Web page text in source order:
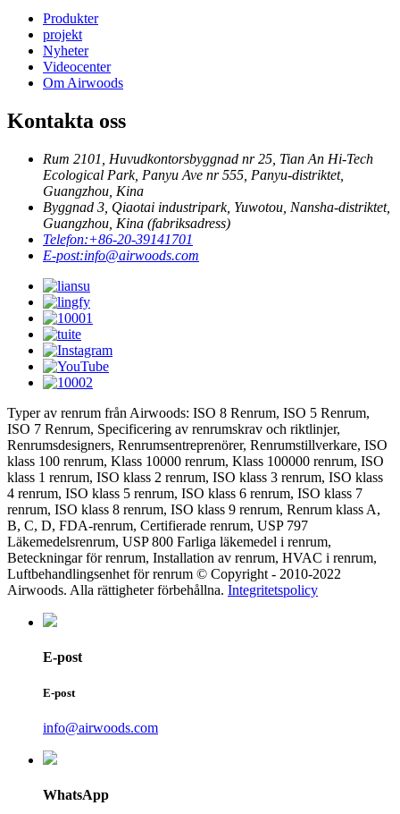
Produkter
projekt
Nyheter
Videocenter
Om Airwoods
Kontakta oss
Rum 2101, Huvudkontorsbyggnad nr 25, Tian An Hi-Tech
Ecological Park, Panyu Ave nr 555, Panyu-distriktet,
Guangzhou, Kina
Byggnad 3, Qiaotai industripark, Yuwotou, Nansha-distriktet,
Guangzhou, Kina (fabriksadress)
Telefon:+86-20-39141701
E-post:info@airwoods.com
Typer av renrum från Airwoods: ISO 8 Renrum, ISO 5 Renrum,
ISO 7 Renrum, Specificering av renrumskrav och riktlinjer,
Renrumsdesigners, Renrumsentreprenörer, Renrumstillverkare, ISO
klass 100 renrum, Klass 10000 renrum, Klass 100000 renrum, ISO
klass 1 renrum, ISO klass 2 renrum, ISO klass 3 renrum, ISO klass
4 renrum, ISO klass 5 renrum, ISO klass 6 renrum, ISO klass 7
renrum, ISO klass 8 renrum, ISO klass 9 renrum, Renrum klass A,
B, C, D, FDA-renrum, Certifierade renrum, USP 797
Läkemedelsrenrum, USP 800 Farliga läkemedel i renrum,
Beteckningar för renrum, Installation av renrum, HVAC i renrum,
Luftbehandlingsenhet för renrum © Copyright - 2010-2022
Airwoods. Alla rättigheter förbehållna. Integritetspolicy
E-post
E-post
info@airwoods.com
WhatsApp